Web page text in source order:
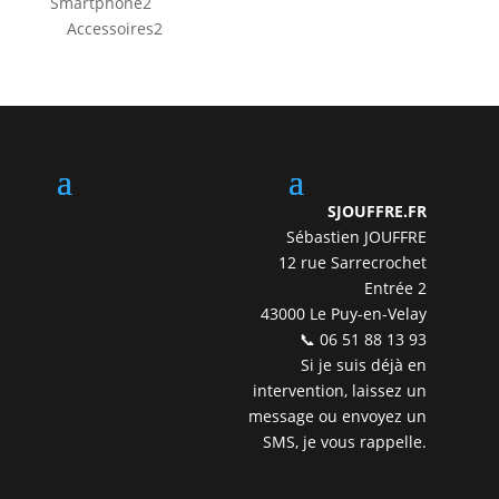
produits
Accessoires22
SJOUFFRE.FR
Sébastien JOUFFRE
12 rue Sarrecrochet
Entrée 2
43000 Le Puy-en-Velay
📞 06 51 88 13 93
Si je suis déjà en
intervention, laissez un
message ou envoyez un
SMS, je vous rappelle.